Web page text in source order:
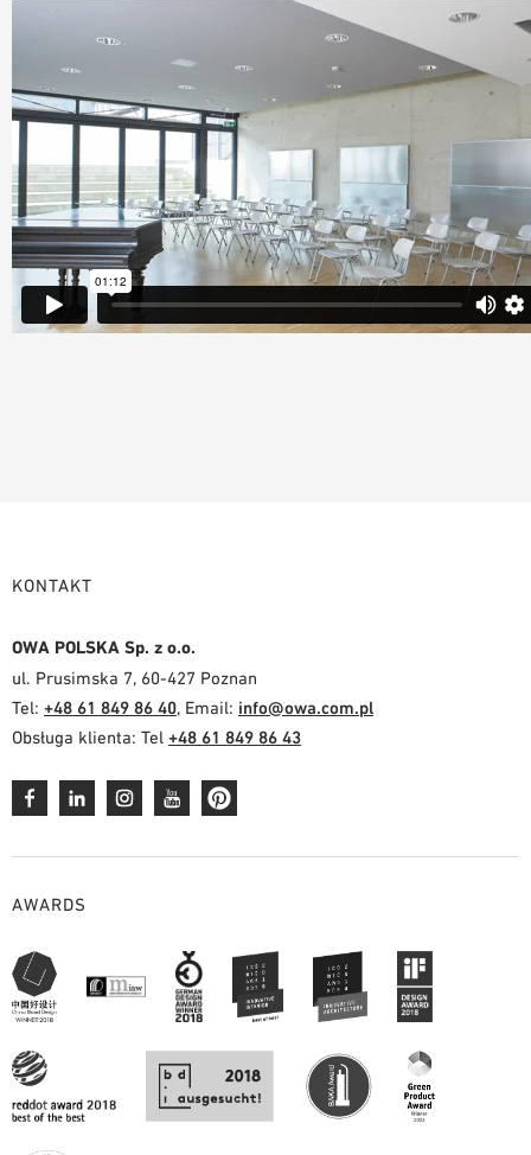
KONTAKT
OWA POLSKA Sp. z o.o.
ul. Prusimska 7, 60-427 Poznan
Tel: +48 61 849 86 40, Email: info@owa.com.pl
Obsługa klienta: Tel +48 61 849 86 43
AWARDS